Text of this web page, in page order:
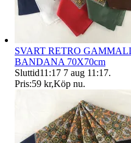
SVART RETRO
BANDANA 70X70cm
Sluttid11:17 7 aug 11:17.
Pris:59 kr,Köp nu.